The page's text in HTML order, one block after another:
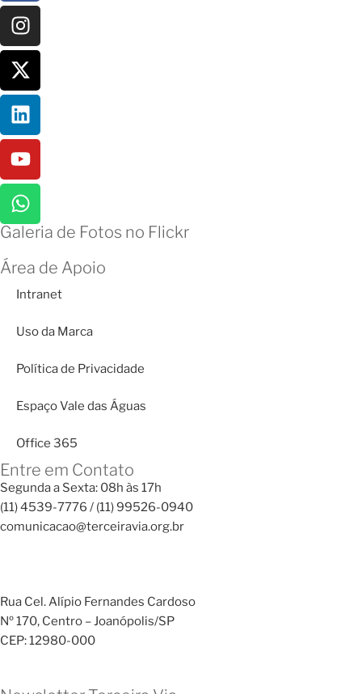
Galeria de Fotos no Flickr
Área de Apoio
Intranet
Uso da Marca
Política de Privacidade
Espaço Vale das Águas
Office 365
Entre em Contato
Segunda a Sexta: 08h às 17h
(11) 4539-7776 / (11) 99526-0940
comunicacao@terceiravia.org.br
Rua Cel. Alípio Fernandes Cardoso
Nº 170, Centro – Joanópolis/SP
CEP: 12980-000